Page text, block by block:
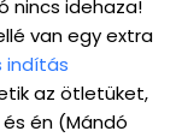
nincs idehaza!
van egy extra
indítás
az ötletüket,
én (Mándó